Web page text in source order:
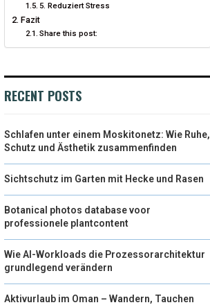
5. Reduziert Stress
Fazit
Share this post:
RECENT POSTS
Schlafen unter einem Moskitonetz: Wie Ruhe,
Schutz und Ästhetik zusammenfinden
Sichtschutz im Garten mit Hecke und Rasen
Botanical photos database voor
professionele plantcontent
Wie AI-Workloads die Prozessorarchitektur
grundlegend verändern
Aktivurlaub im Oman – Wandern, Tauchen